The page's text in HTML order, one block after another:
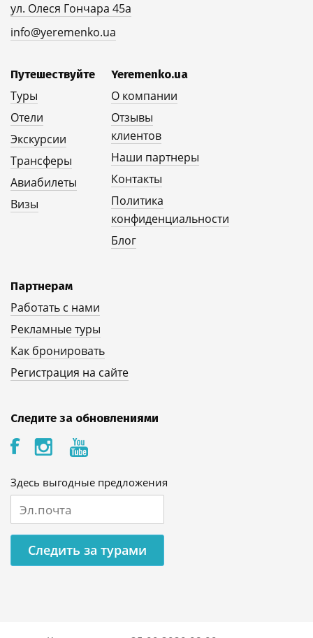
ул. Олеся Гончара 45а
info@yeremenko.ua
Путешествуйте
Туры
Отели
Экскурсии
Трансферы
Авиабилеты
Визы
Yeremenko.ua
О компании
Отзывы
клиентов
Наши партнеры
Контакты
Политика
конфиденциальности
Блог
Партнерам
Работать с нами
Рекламные туры
Как бронировать
Регистрация на сайте
Следите за обновлениями
Здесь выгодные предложения
Следить за турами